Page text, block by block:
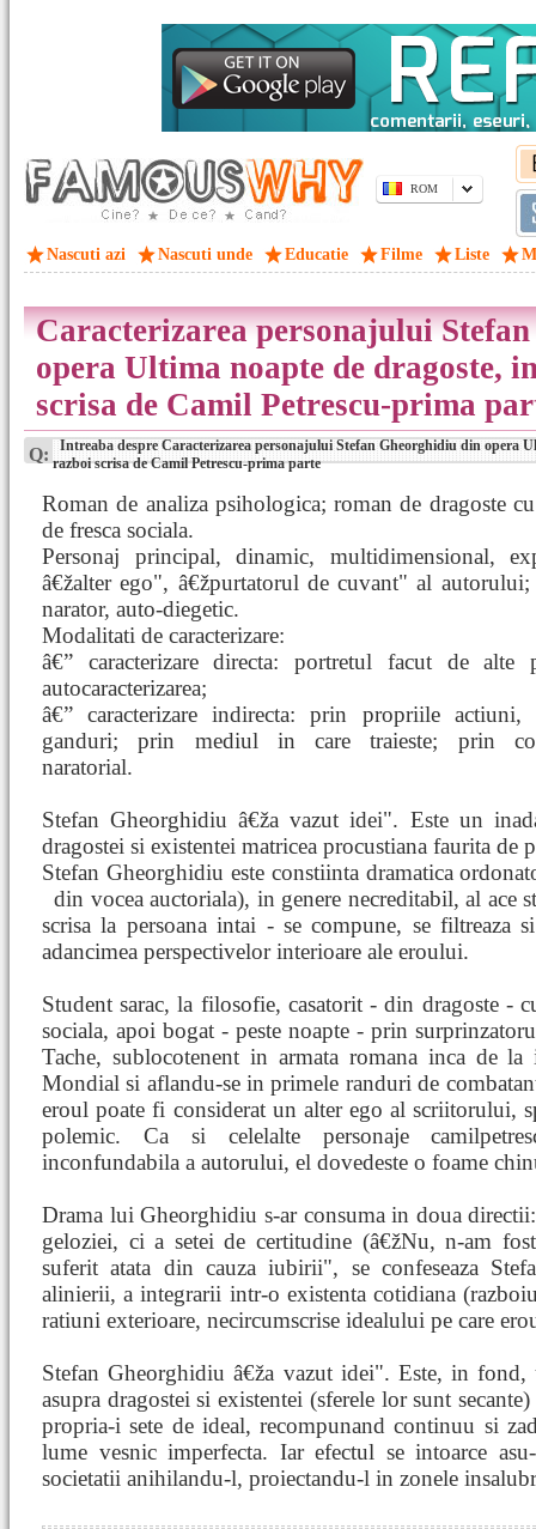
ROM
Nascuti azi Nascuti unde Educatie Filme Liste
Caracterizarea personajului
opera Ultima noapte de dragoste,
scrisa de Camil Petrescu-prima
Q:
Intreaba despre Caracterizarea personajului Stefan Gheorghidiu din opera
razboi scrisa de Camil Petrescu-prima parte
Roman de analiza psihologica; roman de dragoste
de fresca sociala.
Personaj principal, dinamic, multidimensional,
â€žalter ego", â€žpurtatorul de cuvant" al autorului;
narator, auto-diegetic.
Modalitati de caracterizare:
â€” caracterizare directa: portretul facut de alte
autocaracterizarea;
â€” caracterizare indirecta: prin propriile
ganduri; prin mediul in care traieste; prin
naratorial.
Stefan Gheorghidiu â€ža vazut idei". Este un
dragostei si existentei matricea procustiana faurita de
Stefan Gheorghidiu este constiinta dramatica
din vocea auctoriala), in genere necreditabil, al ace
scrisa la persoana intai - se compune, se filtreaza
adancimea perspectivelor interioare ale eroului.
Student sarac, la filosofie, casatorit - din dragoste -
sociala, apoi bogat - peste noapte - prin
Tache, sublocotenent in armata romana inca de
Mondial si aflandu-se in primele randuri de
eroul poate fi considerat un alter ego al scriitorului,
polemic. Ca si celelalte personaje
inconfundabila a autorului, el dovedeste o foame
Drama lui Gheorghidiu s-ar consuma in doua
geloziei, ci a setei de certitudine (â€žNu, n-am
suferit atata din cauza iubirii", se confeseaza
alinierii, a integrarii intr-o existenta cotidiana
ratiuni exterioare, necircumscrise idealului pe care
Stefan Gheorghidiu â€ža vazut idei". Este, in fond,
asupra dragostei si existentei (sferele lor sunt
propria-i sete de ideal, recompunand continuu si
lume vesnic imperfecta. Iar efectul se intoarce
societatii anihilandu-l, proiectandu-l in zonele